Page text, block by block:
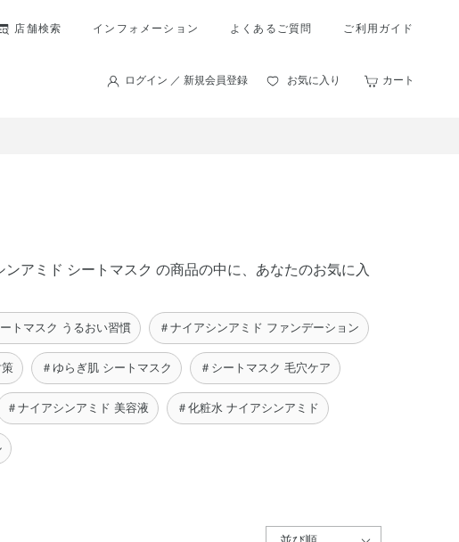
店舗検索 インフォメーション よくあるご質問 ご利用ガイド
ログイン ／ 新規会員登録 お気に入り カート
アミド シートマスク の商品の中に、あなたのお気に入
トマスク うるおい習慣 ＃ナイアシンアミド ファンデーション
＃ゆらぎ肌 シートマスク ＃シートマスク 毛穴ケア
＃ナイアシンアミド 美容液 ＃化粧水 ナイアシンアミド